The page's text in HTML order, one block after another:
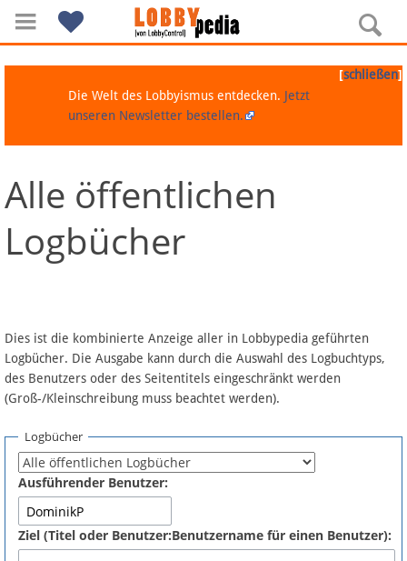
Navigation
Über Lobbypedia
Artikel nach Kategorien
FAQ
Fördermitglied werden
Fehler melden
[schließen]
Die Welt des Lobbyismus entdecken. Jetzt
unseren Newsletter bestellen.
Alle öffentlichen
Logbücher
Dies ist die kombinierte Anzeige aller in Lobbypedia geführten
Logbücher. Die Ausgabe kann durch die Auswahl des Logbuchtyps,
des Benutzers oder des Seitentitels eingeschränkt werden
(Groß-/Kleinschreibung muss beachtet werden).
Logbücher
Ausführender Benutzer:
Ziel (Titel oder Benutzer:Benutzername für einen Benutzer):